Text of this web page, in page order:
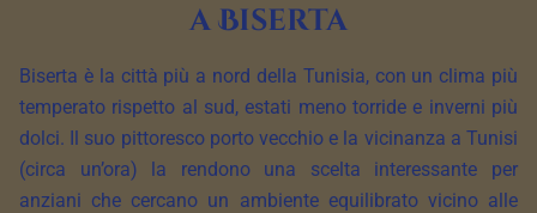
a Biserta
Biserta è la città più a nord della Tunisia, con un clima più
temperato rispetto al sud, estati meno torride e inverni più
dolci. Il suo pittoresco porto vecchio e la vicinanza a Tunisi
(circa un’ora) la rendono una scelta interessante per
anziani che cercano un ambiente equilibrato vicino alle